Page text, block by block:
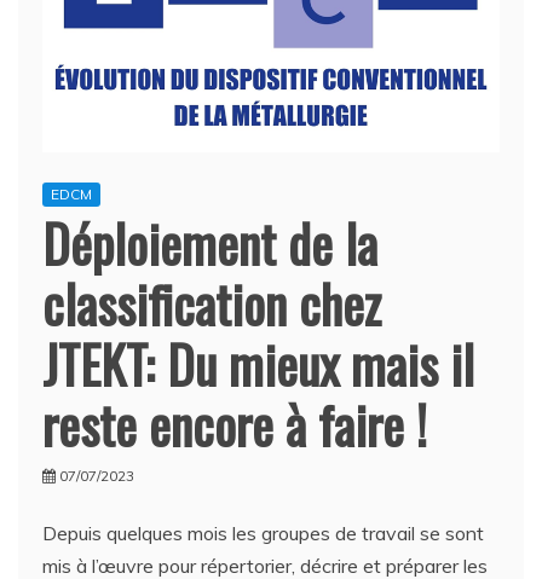
EDCM
Déploiement de la
classification chez
JTEKT: Du mieux mais il
reste encore à faire !
07/07/2023
Depuis quelques mois les groupes de travail se sont
mis à l’œuvre pour répertorier, décrire et préparer les